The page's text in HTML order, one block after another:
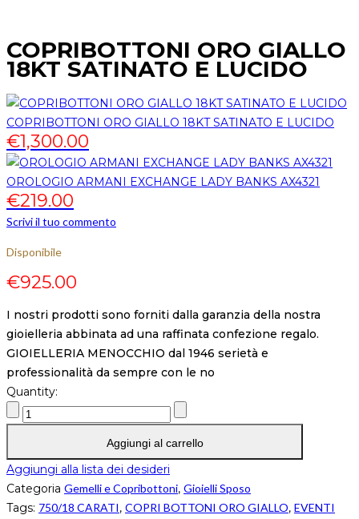
COPRIBOTTONI ORO GIALLO
18KT SATINATO E LUCIDO
COPRIBOTTONI ORO GIALLO 18KT SATINATO E LUCIDO
€1,300.00
OROLOGIO ARMANI EXCHANGE LADY BANKS AX4321
€219.00
Scrivi il tuo commento
Disponibile
€925.00
I nostri prodotti sono forniti dalla garanzia della nostra
gioielleria abbinata ad una raffinata confezione regalo.
GIOIELLERIA MENOCCHIO dal 1946 serietà e
professionalità da sempre con le no
Quantity:
Aggiungi al carrello
Aggiungi alla lista dei desideri
Categoria Gemelli e Copribottoni, Gioielli Sposo
Tags: 750/18 CARATI, COPRI BOTTONI ORO GIALLO, EVENTI